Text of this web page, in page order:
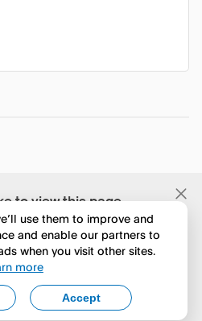
to view this page
English?
navegando
to English
use them to improve and
and enable our partners to
when you visit other sites.
more
Accept